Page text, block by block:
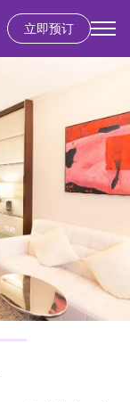
立即预订